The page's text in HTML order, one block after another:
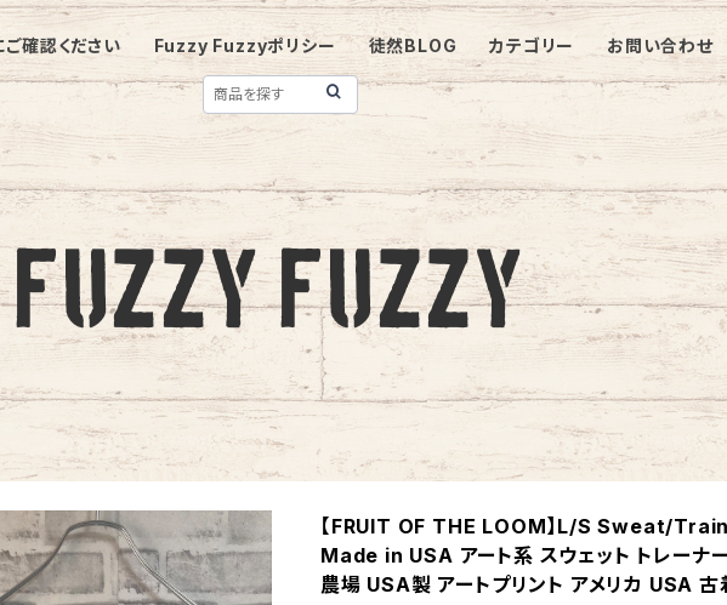
確認ください Fuzzy Fuzzyポリシー 徒然BLOG カテゴリー お問い合わせ
【FRUIT OF THE LOOM】L/S Sweat/
Made in USA アート系 スウェット トレーナ
農場 USA製 アートプリント アメリカ USA 古